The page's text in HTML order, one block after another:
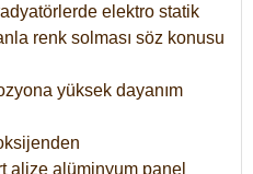
elektro statik
renk solması söz konusu
yüksek dayanım
alize alüminyum panel